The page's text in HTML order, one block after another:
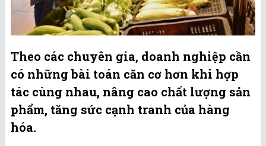
Theo các chuyên gia, doanh nghiệp cần
có những bài toán căn cơ hơn khi hợp
tác cùng nhau, nâng cao chất lượng sản
phẩm, tăng sức cạnh tranh của hàng
hóa.